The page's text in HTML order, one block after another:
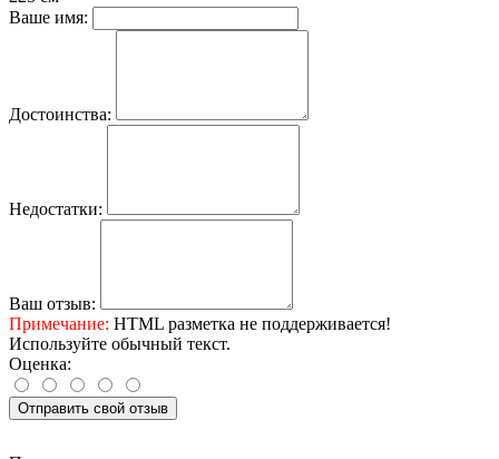
Ваше имя:
Достоинства:
Недостатки:
Ваш отзыв:
Примечание: HTML разметка не поддерживается!
Используйте обычный текст.
Оценка:
Отправить свой отзыв